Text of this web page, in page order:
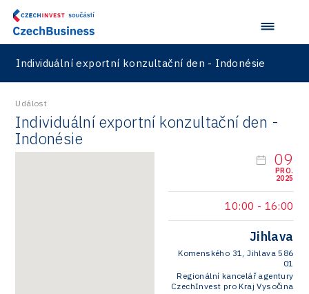
Road
Consulting
Data services
Devices
Technická infrastruktura
Technické vzdělávání
Zaměstnanost
Individuální exportní konzultační den - Indonésie
Událost
Individuální exportní konzultační den -
Indonésie
09
PRO.
2025
10:00 - 16:00
Jihlava
Komenského 31, Jihlava 586
01
Regionální kancelář agentury
CzechInvest pro Kraj Vysočina